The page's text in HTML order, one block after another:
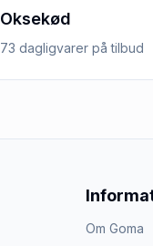
Oksekød
73 dagligvarer på tilbud
Om Goma